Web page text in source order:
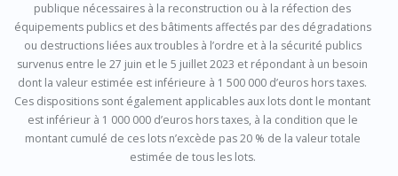
publique nécessaires à la reconstruction ou à la réfection des
équipements publics et des bâtiments affectés par des dégradations
ou destructions liées aux troubles à l’ordre et à la sécurité publics
survenus entre le 27 juin et le 5 juillet 2023 et répondant à un besoin
dont la valeur estimée est inférieure à 1 500 000 d’euros hors taxes.
Ces dispositions sont également applicables aux lots dont le montant
est inférieur à 1 000 000 d’euros hors taxes, à la condition que le
montant cumulé de ces lots n’excède pas 20 % de la valeur totale
estimée de tous les lots.